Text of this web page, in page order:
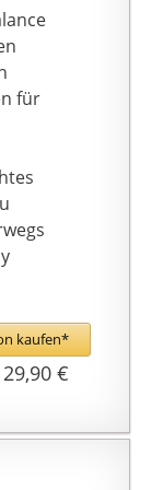
mit
für
kaufen*
29,90 €